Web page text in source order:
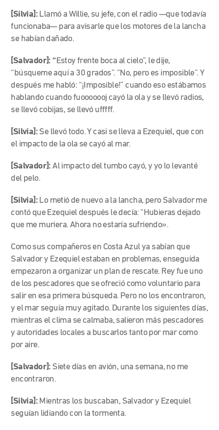
[Silvia]: Llamó a Willie, su jefe, con el radio—que todavía
funcionaba—para avisarle que los motores de la lancha
se habían dañado.
[Salvador]: “Estoy frente boca al cielo”, le dije,
“búsqueme aquí a 30 grados”. “No, pero es imposible”. Y
después me habló: “¡Imposible!” cuando eso estábamos
hablando cuando fuooooooj cayó la ola y se llevó radios,
se llevó cobijas, se llevó ufffff.
[Silvia]: Se llevó todo. Y casi se lleva a Ezequiel, que con
el impacto de la ola se cayó al mar.
[Salvador]:Al impacto del tumbo cayó, y yo lo levanté
del pelo.
[Silvia]: Lo metió de nuevo a la lancha, pero Salvador me
contó que Ezequiel después le decía: “Hubieras dejado
que me muriera. Ahora no estaría sufriendo».
Como sus compañeros en Costa Azul ya sabían que
Salvador y Ezequiel estaban en problemas, enseguida
empezaron a organizar un plan de rescate. Rey fue uno
de los pescadores que se ofreció como voluntario para
salir en esa primera búsqueda. Pero no los encontraron,
y el mar seguía muy agitado. Durante los siguientes días,
mientras el clima se calmaba, salieron más pescadores
y autoridades locales a buscarlos tanto por mar como
por aire.
[Salvador]: Siete días en avión, una semana, no me
encontraron.
[Silvia]: Mientras los buscaban, Salvador y Ezequiel
seguían lidiando con la tormenta.